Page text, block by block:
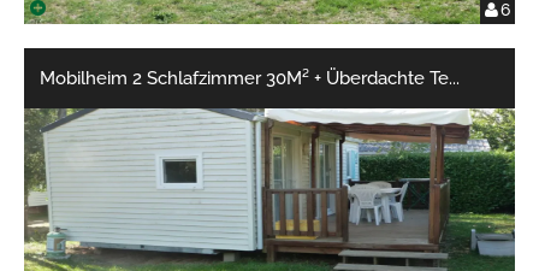
6
Mobilheim 2 Schlafzimmer 30M² + Überdachte Te...